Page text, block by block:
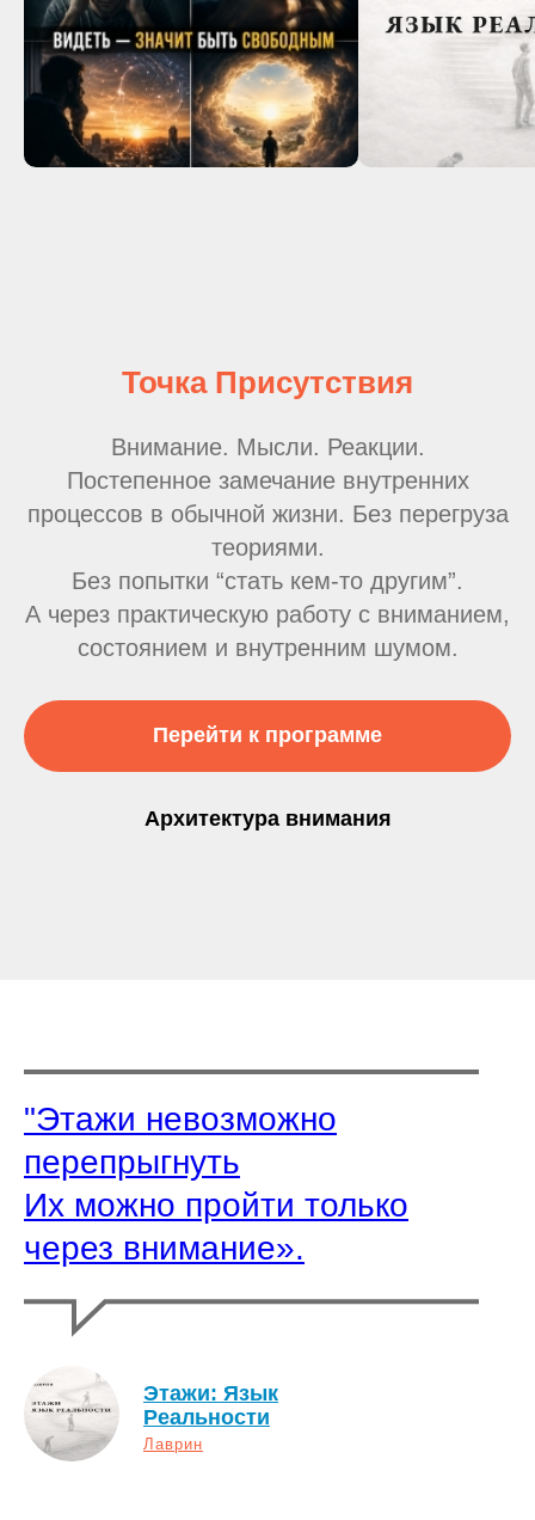
Точка Присутствия
Внимание. Мысли. Реакции.
Постепенное замечание внутренних
процессов в обычной жизни. Без перегруза
теориями.
Без попытки “стать кем-то другим”.
А через практическую работу с вниманием,
состоянием и внутренним шумом.
Перейти к программе
Архитектура внимания
"Этажи невозможно
перепрыгнуть
Их можно пройти только
через внимание».
Этажи: Язык
Реальности
Лаврин